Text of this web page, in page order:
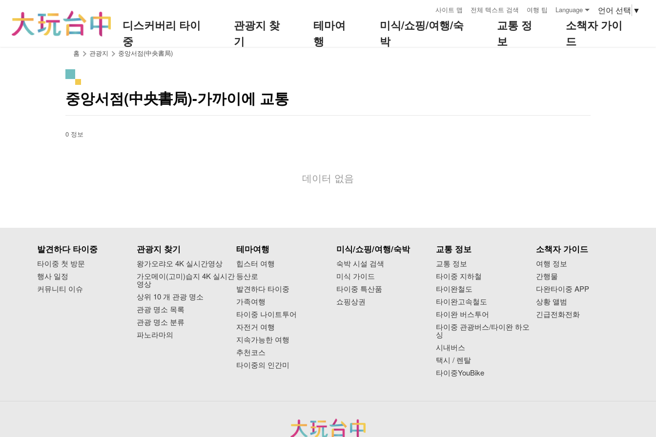
사이트 맵 전체 텍스트 검색 여행 팁 Language 언어 선택 ▼
디스커버리 타이
중
관광지 찾
기
테마여
행
미식/쇼핑/여행/숙
박
교통 정
보
소책자 가이
드
홈 관광지 중앙서점(中央書局)
중앙서점(中央書局)-가까이에 교통
0 정보
데이터 없음
발견하다 타이중
타이중 첫 방문
행사 일정
커뮤니티 이슈
관광지 찾기
왕가오랴오 4K 실시간영상
가오메이(고미)습지 4K 실시간
영상
상위 10 개 관광 명소
관광 명소 목록
관광 명소 분류
파노라마의
테마여행
힙스터 여행
등산로
발견하다 타이중
가족여행
타이중 나이트투어
자전거 여행
지속가능한 여행
추천코스
타이중의 인간미
미식/쇼핑/여행/숙박
숙박 시설 검색
미식 가이드
타이중 특산품
쇼핑상권
교통 정보
교통 정보
타이중 지하철
타이완철도
타이완고속철도
타이완 버스투어
타이중 관광버스/타이완 하오
싱
시내버스
택시 / 렌탈
타이중YouBike
소책자 가이드
여행 정보
간행물
다완타이중 APP
상황 앨범
긴급전화전화